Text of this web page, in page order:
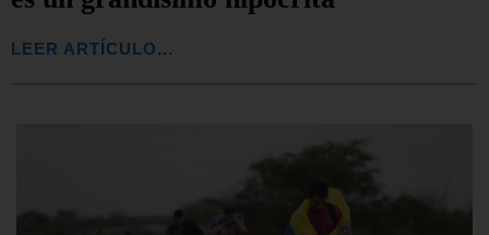
LEER ARTÍCULO...